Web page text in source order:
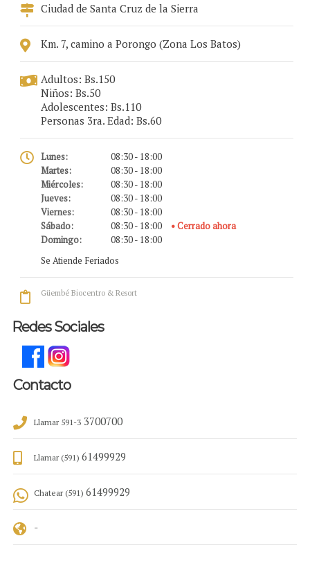
Ciudad de Santa Cruz de la Sierra
Km. 7, camino a Porongo (Zona Los Batos)
Adultos: Bs.150
Niños: Bs.50
Adolescentes: Bs.110
Personas 3ra. Edad: Bs.60
Lunes:
08:30 - 18:00
Martes:
08:30 - 18:00
Miércoles:
08:30 - 18:00
Jueves:
08:30 - 18:00
Viernes:
08:30 - 18:00
Sábado:
08:30 - 18:00
• Cerrado ahora
Domingo:
08:30 - 18:00
Se Atiende Feriados
Güembé Biocentro & Resort
Redes Sociales
Contacto
Llamar 591-3 3700700
Llamar (591)61499929
Chatear (591)61499929
-